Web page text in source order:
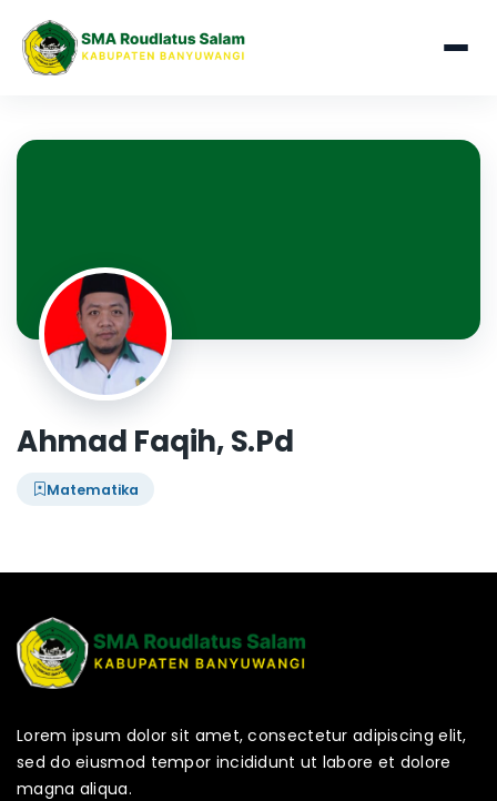
Ahmad Faqih, S.Pd
Matematika
Lorem ipsum dolor sit amet, consectetur adipiscing elit,
sed do eiusmod tempor incididunt ut labore et dolore
magna aliqua.